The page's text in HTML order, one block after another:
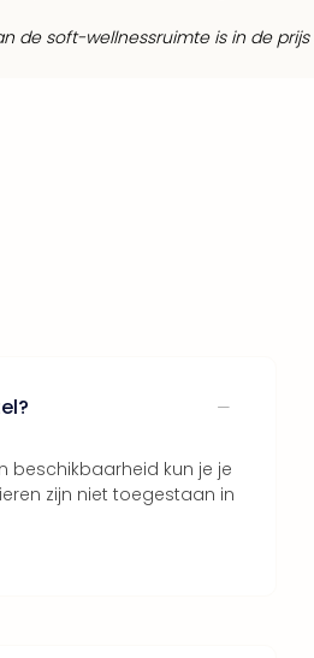
de soft-wellnessruimte is in de
beschikbaarheid kun je je
zijn niet toegestaan in